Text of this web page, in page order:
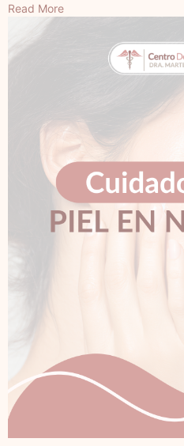
Read More